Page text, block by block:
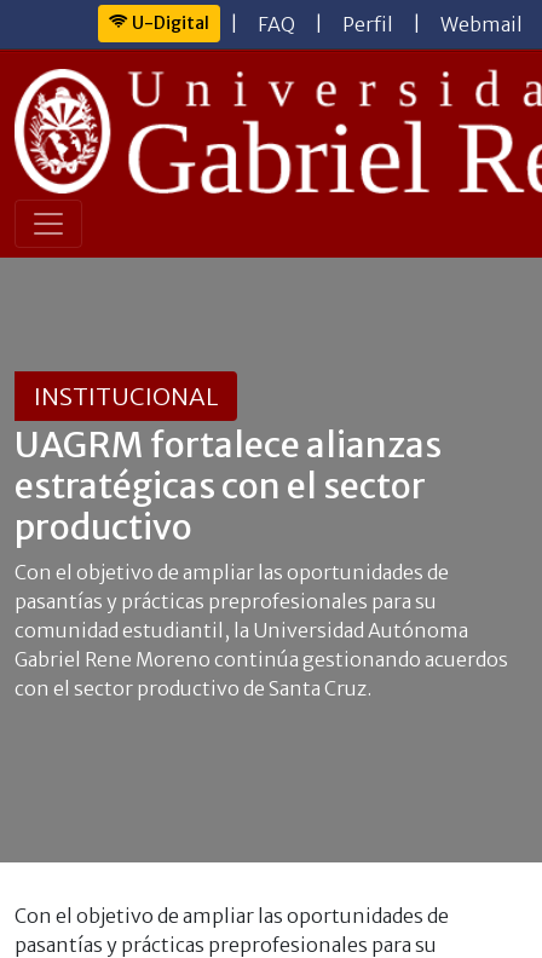
U-Digital FAQ Perfil Webmail
INSTITUCIONAL
UAGRM fortalece alianzas
estratégicas con el sector
productivo
Con el objetivo de ampliar las oportunidades de
pasantías y prácticas preprofesionales para su
comunidad estudiantil, la Universidad Autónoma
Gabriel Rene Moreno continúa gestionando acuerdos
con el sector productivo de Santa Cruz.
Con el objetivo de ampliar las oportunidades de
pasantías y prácticas preprofesionales para su